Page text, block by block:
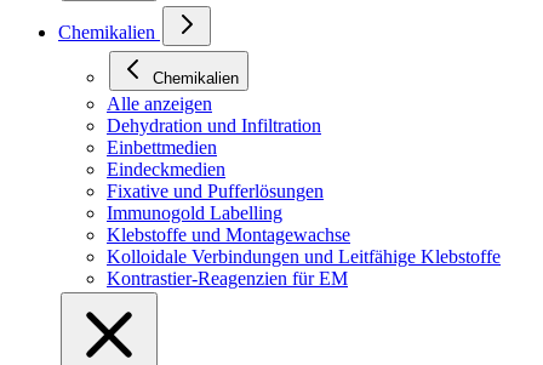
Chemikalien
Chemikalien
Alle anzeigen
Dehydration und Infiltration
Einbettmedien
Eindeckmedien
Fixative und Pufferlösungen
Immunogold Labelling
Klebstoffe und Montagewachse
Kolloidale Verbindungen und Leitfähige Klebstoffe
Kontrastier-Reagenzien für EM